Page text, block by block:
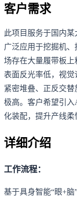
客户需求
此项目服务于国内
广泛应用于挖掘机
场存在大量履带板上
表面反光率低，视
紧密堆叠、正反交
极高。客户希望引
化装配，提升产线柔
详细介绍
工作流程：
基于具身智能“眼+脑